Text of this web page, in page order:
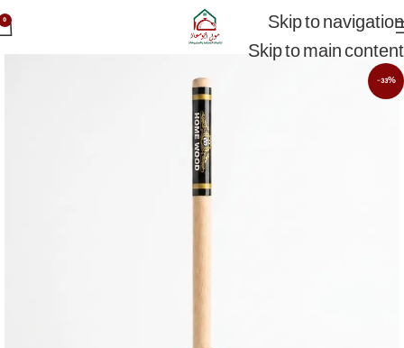
Skip to navigation
Skip to main content
0
-33%